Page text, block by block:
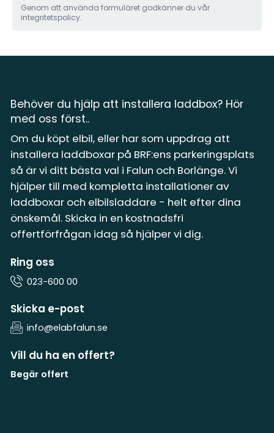
Genom att använda formuläret godkänner du vår
integritetspolicy.
Behöver du hjälp att installera laddbox? Hör
med oss först..
Om du köpt elbil, eller har som uppdrag att
installera laddboxar på BRF:ens parkeringsplats
så är vi ditt bästa val i Falun och Borlänge. Vi
hjälper till med kompletta installationer av
laddboxar och elbilsladdare - helt efter dina
önskemål. Skicka in en kostnadsfri
offertförfrågan idag så hjälper vi dig.
Ring oss
023-600 00
Skicka e-post
info@elabfalun.se
Vill du ha en offert?
Begär offert